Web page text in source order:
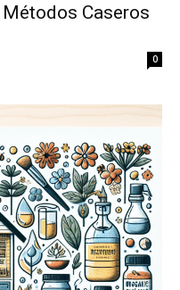
Caseros
0